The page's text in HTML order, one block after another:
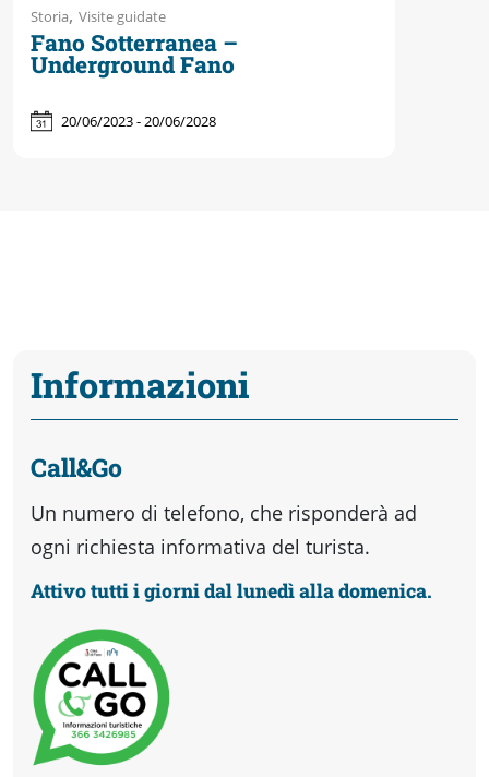
Storia, Visite guidate
Fano Sotterranea –
Underground Fano
20/06/2023 - 20/06/2028
Informazioni
Call&Go
Un numero di telefono, che risponderà ad
ogni richiesta informativa del turista.
Attivo tutti i giorni dal lunedì alla domenica.